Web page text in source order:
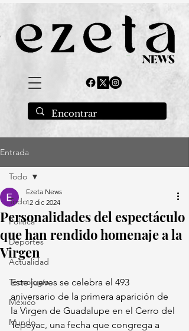
Entrada
Todo
Política
Deportes
Actualidad
Tecnología
México
Mundo
Todo
Personalidades del espectáculo
que han rendido homenaje a la
Virgen
Ezeta News
12 dic 2024
Este jueves se celebra el 493
aniversario de la primera aparición de
la Virgen de Guadalupe en el Cerro del
Tepeyac, una fecha que congrega a